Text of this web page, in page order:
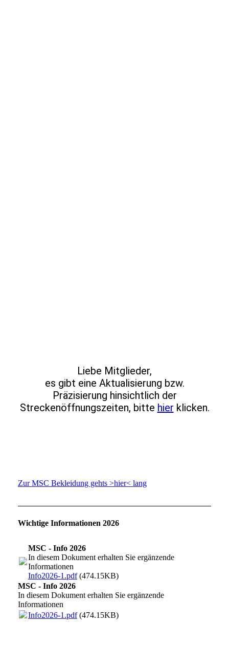
Liebe Mitglieder,
es gibt eine Aktualisierung bzw.
Präzisierung hinsichtlich der
Streckenöffnungszeiten, bitte hier klicken.
Zur MSC Bekleidung gehts >hier< lang
Wichtige Informationen 2026
MSC - Info 2026
In diesem Dokument erhalten Sie ergänzende
Informationen
Info2026-1.pdf(474.15KB)
MSC - Info 2026
In diesem Dokument erhalten Sie ergänzende
Informationen
Info2026-1.pdf(474.15KB)